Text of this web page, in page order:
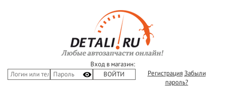
Вход в магазин:
Регистрация Забыли
пароль?